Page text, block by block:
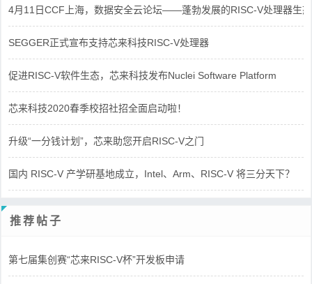
4月11日CCF上海，数据安全云论坛——蓬勃发展的RISC-V处理器生态
SEGGER正式宣布支持芯来科技RISC-V处理器
促进RISC-V软件生态，芯来科技发布Nuclei Software Platform
芯来科技2020春季校招社招全面启动啦！
升级“一分钱计划”，芯来助您开启RISC-V之门
国内 RISC-V 产学研基地成立，Intel、Arm、RISC-V 将三分天下？
推荐帖子
第七届集创赛“芯来RISC-V杯”开发板申请